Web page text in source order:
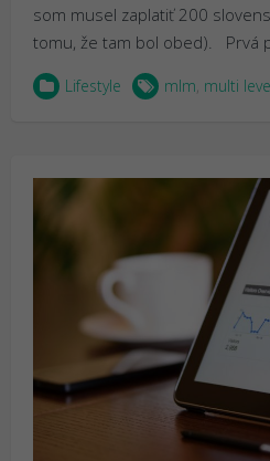
som musel zaplatiť 200
tomu, že tam bol obed). Prvá
Lifestyle mlm, multi